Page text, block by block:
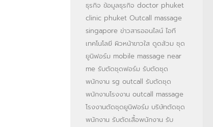
ธุรกิจ ข้อมูลธุรกิจ doctor phuket
clinic phuket Outcall massage
singapore ข่าวสารออนไลน์ ไอที
เทคโนโลยี ผิวหน้าขาวใส ดูดส้วม ชุด
ยูนิฟอร์ม mobile massage near
me รับตัดชุดฟอร์ม รับตัดชุด
พนักงาน sg outcall รับตัดชุด
พนักงานโรงงาน outcall massage
โรงงานตัดชุดยูนิฟอร์ม บริษัทตัดชุด
พนักงาน รับตัดเสื้อพนักงาน รับ